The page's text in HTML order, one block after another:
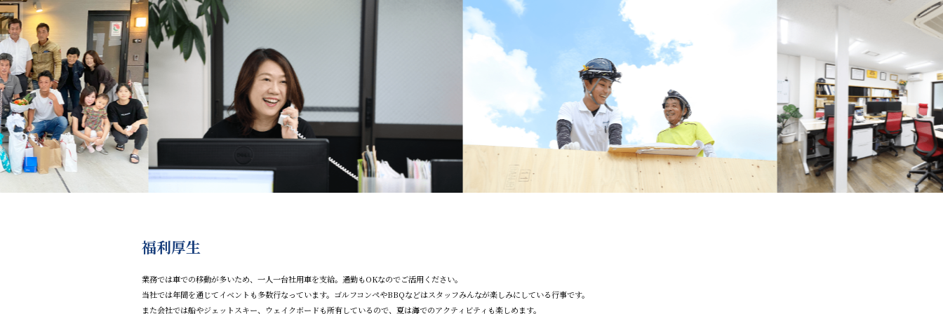
福利厚生
業務では車での移動が多いため、一人一台社用車を支給。通勤もOKなのでご活用ください。
当社では年間を通じてイベントも多数行なっています。ゴルフコンペやBBQなどはスタッフみんなが楽しみにしている行事です。
また会社では船やジェットスキー、ウェイクボードも所有しているので、夏は海でのアクティビティも楽しめます。